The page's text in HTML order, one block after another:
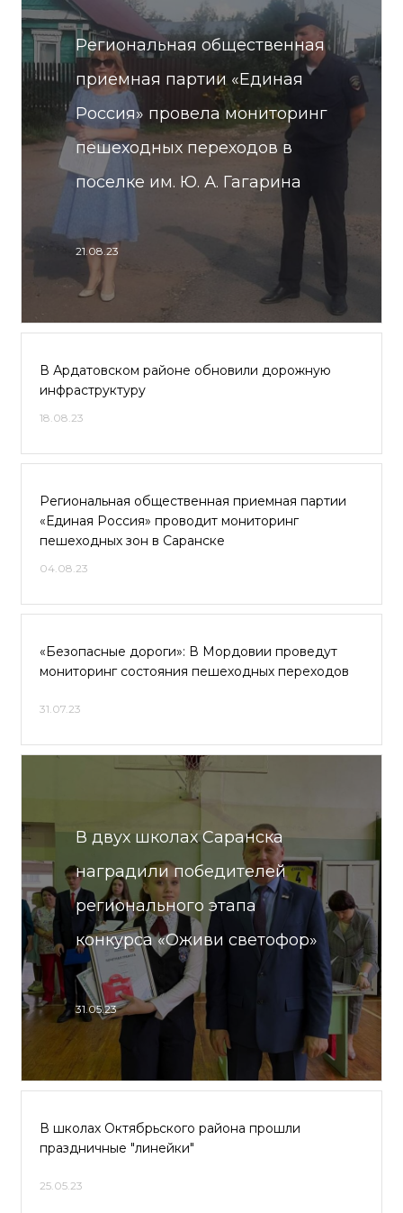
Региональная общественная
приемная партии «Единая
Россия» провела мониторинг
пешеходных переходов в
поселке им. Ю. А. Гагарина
21.08.23
В Ардатовском районе обновили дорожную
инфраструктуру
18.08.23
Региональная общественная приемная партии
«Единая Россия» проводит мониторинг
пешеходных зон в Саранске
04.08.23
«Безопасные дороги»: В Мордовии проведут
мониторинг состояния пешеходных переходов
31.07.23
В двух школах Саранска
наградили победителей
регионального этапа
конкурса «Оживи светофор»
31.05.23
В школах Октябрьского района прошли
праздничные "линейки"
25.05.23